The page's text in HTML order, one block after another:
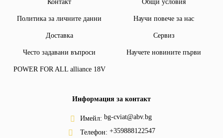
Контакт Общи условия
Политика за личните данни Научи повече за нас
Доставка Сервиз
Често задавани въпроси Научете новините първи
POWER FOR ALL alliance 18V
Информация за контакт
Имейл: bg-cviat@abv.bg
Телефон: +359888122547